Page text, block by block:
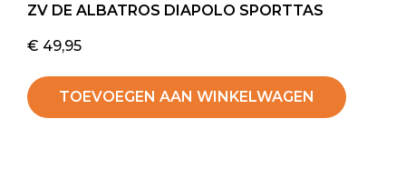
ZV DE ALBATROS DIAPOLO SPORTTAS
€ 49,95
TOEVOEGEN AAN WINKELWAGEN